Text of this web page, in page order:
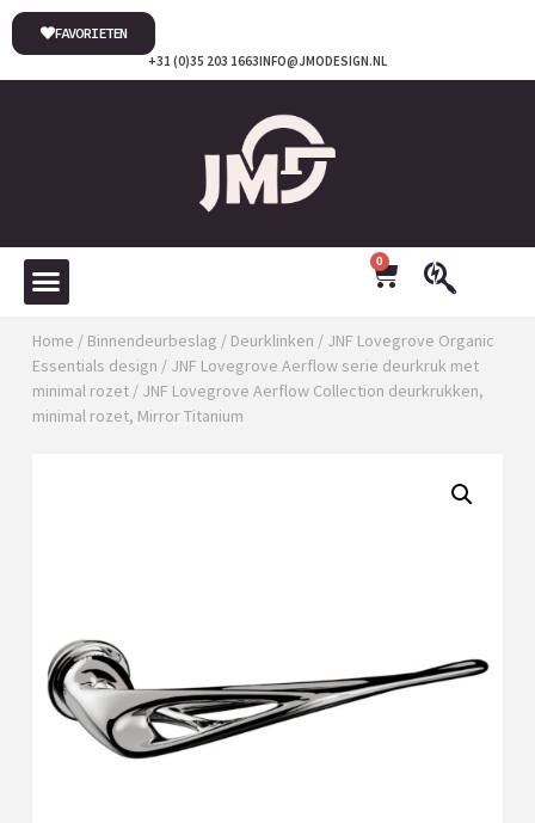
INFO@JMODESIGN.NL
+31 (0)35 203 1663
FAVORIETEN
0
Home / Binnendeurbeslag / Deurklinken / JNF Lovegrove Organic
Essentials design / JNF Lovegrove Aerflow serie deurkruk met
minimal rozet/ JNF Lovegrove Aerflow Collection deurkrukken,
minimal rozet, Mirror Titanium